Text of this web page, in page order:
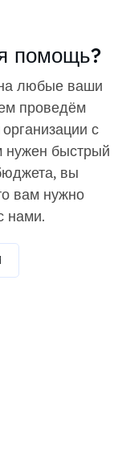
помощь?
любые ваши
проведём
с
нужен быстрый
вы
вам нужно
нами.